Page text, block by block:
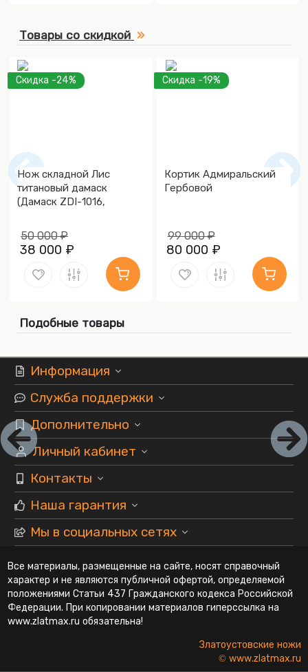
Товары со скидкой
Скидка -24%
Нож складной Лис
титановый дамаск
(Дамаск ZDI-1016,
50 000 ₽
38 000 ₽
Скидка -19%
Кортик Адмиральский
Гербовой
99 000 ₽
80 000 ₽
Подобные товары
Информация
Служба поддержки
Дополнительно
Личный кабинет
Контакты
Наша гарантия
Мы в социальных сетях
Все материалы, размещенные на сайте, носят справочный
характер и не являются публичной офертой, определяемой
положениями Статьи 437 Гражданского кодекса Российской
Федерации. При копировании материалов гиперссылка на
www.zlatmax.ru обязательна!
Златоустовские ножи
© www.zlatmax.ru